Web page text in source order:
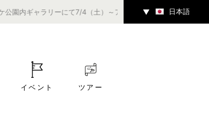
ーにて7/4（土）～アート企画展「風穴」が開催中です。
▼ 日本語
イベント ツアー